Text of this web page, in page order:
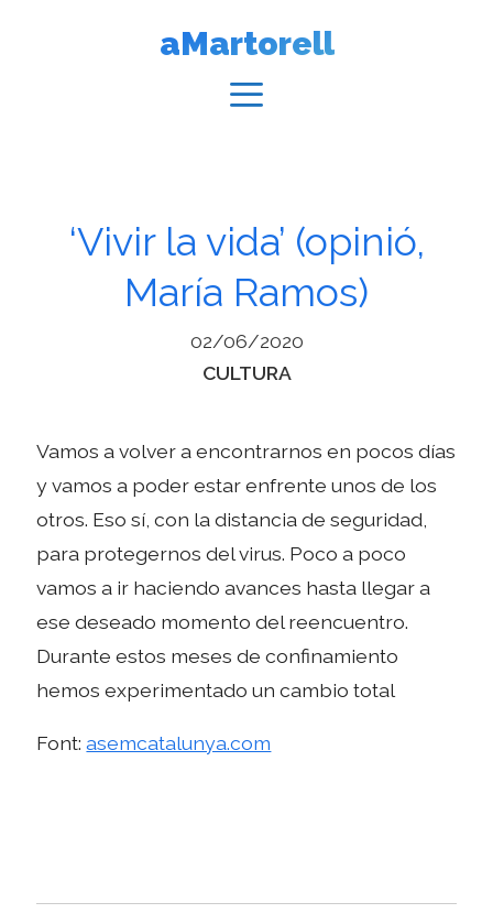
aMartorell
‘Vivir la vida’ (opinió,
María Ramos)
02/06/2020
Categories
CULTURA
Vamos a volver a encontrarnos en pocos días
y vamos a poder estar enfrente unos de los
otros. Eso sí, con la distancia de seguridad,
para protegernos del virus. Poco a poco
vamos a ir haciendo avances hasta llegar a
ese deseado momento del reencuentro.
Durante estos meses de confinamiento
hemos experimentado un cambio total
Font:asemcatalunya.com